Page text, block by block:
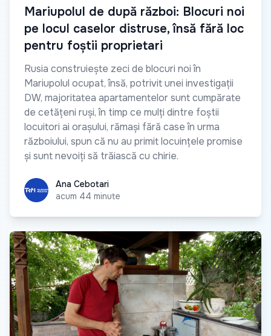
Mariupolul de după război: Blocuri noi
pe locul caselor distruse, însă fără loc
pentru foștii proprietari
Rusia construiește zeci de blocuri noi în
Mariupolul ocupat, însă, potrivit unei investigații
DW, majoritatea apartamentelor sunt cumpărate
de cetățeni ruși, în timp ce mulți dintre foștii
locuitori ai orașului, rămași fără case în urma
războiului, spun că nu au primit locuințele promise
și sunt nevoiți să trăiască cu chirie.
Ana CebotariAna Cebotari
acum 44 minute